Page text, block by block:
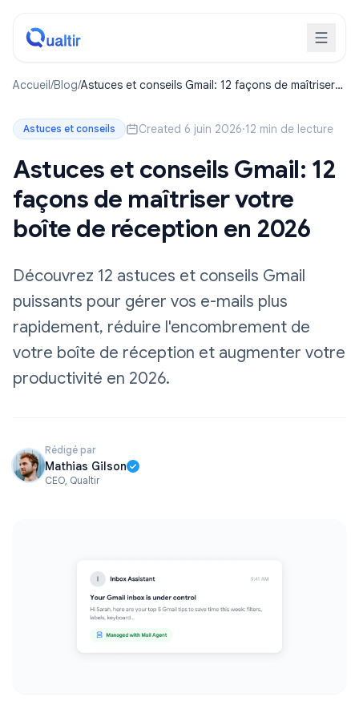
Accueil/Blog/Astuces et conseils Gmail: 12 façons de maîtriser
Astuces et conseils Created 6 juin 2026·12 min de lecture
Astuces et conseils Gmail: 12
façons de maîtriser votre
boîte de réception en 2026
Découvrez 12 astuces et conseils Gmail
puissants pour gérer vos e-mails plus
rapidement, réduire l'encombrement de
votre boîte de réception et augmenter votre
productivité en 2026.
Rédigé par
Mathias Gilson
CEO, Qualtir